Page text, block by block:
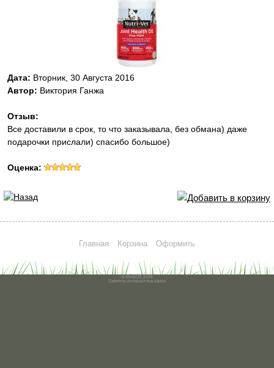
Дата: Вторник, 30 Августа 2016
Автор: Виктория Ганжа
Отзыв:
Все доставили в срок, то что заказывала, без обмана) даже
подарочки прислали) спасибо большое)
Оценка:
Главная Корзина Оформить
© ShopOS 2026
Скрипты интернет-магазина